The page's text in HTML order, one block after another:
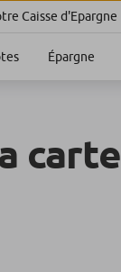
Caisse d'Epargne
Épargne
carte